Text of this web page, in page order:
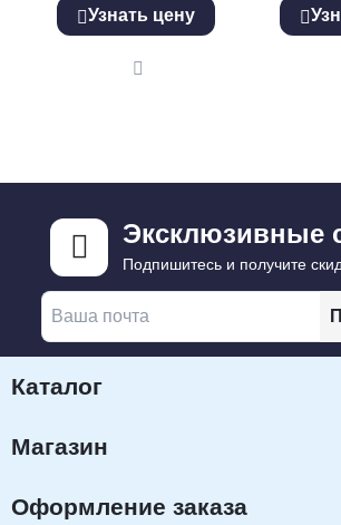
Узнать цену
Эксклюзивные
Подпишитесь и получите
Каталог
Магазин
Оформление заказа